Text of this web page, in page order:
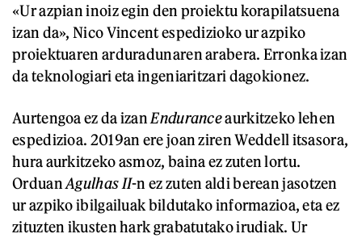
«Ur azpian inoiz egin den proiektu korapilatsuena
izan da», Nico Vincent espedizioko ur azpiko
proiektuaren arduradunaren arabera. Erronka izan
da teknologiari eta ingeniaritzari dagokionez.
Aurtengoa ez da izan Enduranceaurkitzeko lehen
espedizioa. 2019an ere joan ziren Weddell itsasora,
hura aurkitzeko asmoz, baina ez zuten lortu.
OrduanAgulhas II-n ez zuten aldi berean jasotzen
ur azpiko ibilgailuak bildutako informazioa, eta ez
zituzten ikusten hark grabatutako irudiak. Ur